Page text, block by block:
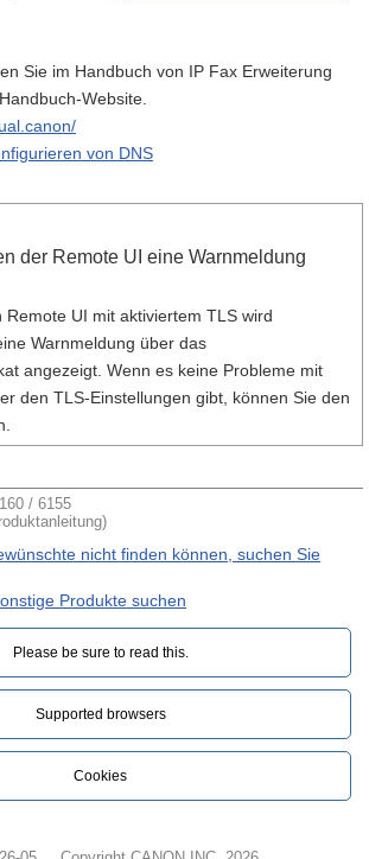
Sie im Handbuch von IP Fax Erweiterung
Website.
von DNS
der Remote UI eine Warnmeldung
Remote UI mit aktiviertem TLS wird
Warnmeldung über das
angezeigt. Wenn es keine Probleme mit
den TLS-Einstellungen gibt, können Sie den
/ 6155
nicht finden können, suchen Sie
Produkte suchen
Please be sure to read this.‎
Supported browsers
Cookies